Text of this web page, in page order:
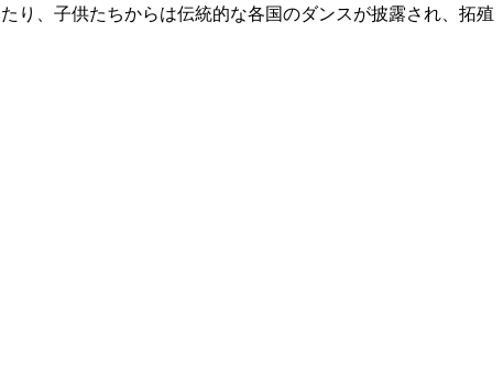
り、子供たちからは伝統的な各国のダンスが披露され、拓殖